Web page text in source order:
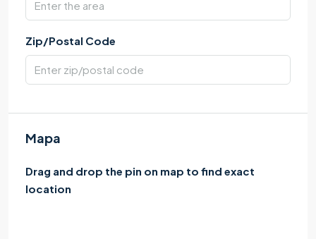
Zip/Postal Code
Mapa
Drag and drop the pin on map to find exact
location